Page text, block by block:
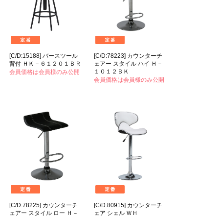
[C/D:15188] バースツール
背付 ＨＫ－６１２０１ＢＲ
会員価格は会員様のみ公開
[C/D:78223] カウンターチ
ェアー スタイル ハイ Ｈ－
１０１２ＢＫ
会員価格は会員様のみ公開
[C/D:78225] カウンターチ
ェアー スタイル ロー Ｈ－
[C/D:80915] カウンターチ
ェア シェル ＷＨ